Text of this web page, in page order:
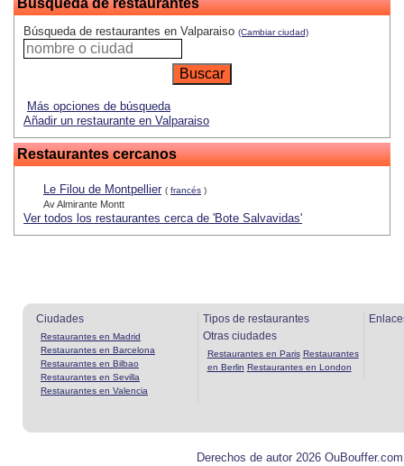
Búsqueda de restaurantes
Búsqueda de restaurantes en Valparaiso (Cambiar ciudad)
Más opciones de búsqueda
Añadir un restaurante en Valparaiso
Restaurantes cercanos
Le Filou de Montpellier ( francés )
Av Almirante Montt
Ver todos los restaurantes cerca de 'Bote Salvavidas'
Ciudades
Restaurantes en Madrid
Restaurantes en Barcelona
Restaurantes en Bilbao
Restaurantes en Sevilla
Restaurantes en Valencia
Tipos de restaurantes
Otras ciudades
Restaurantes en Paris Restaurantes
en Berlin Restaurantes en London
Derechos de autor 2026